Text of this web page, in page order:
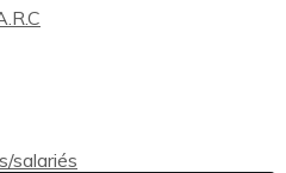
salariés